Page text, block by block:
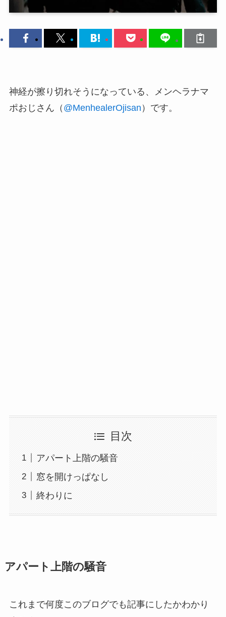
神経が擦り切れそうになっている、メンヘラナマ
ポおじさん（ @MenhealerOjisan ）です。
目次
アパート上階の騒音
窓を開けっぱなし
終わりに
アパート上階の騒音
これまで何度このブログでも記事にしたかわかり